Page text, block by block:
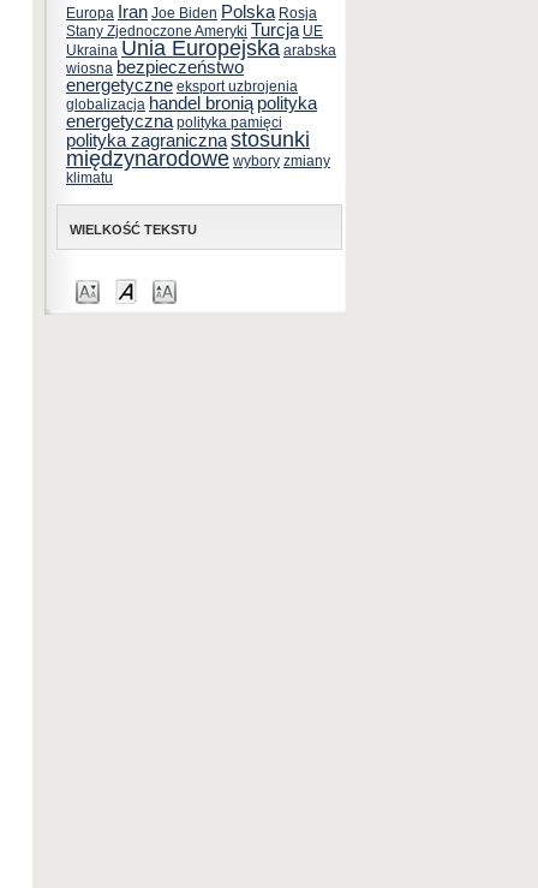
Europa Iran Joe Biden Polska Rosja
Stany Zjednoczone Ameryki Turcja UE
Ukraina Unia Europejska arabska
wiosna bezpieczeństwo
energetyczne eksport uzbrojenia
globalizacja handel bronią polityka
energetyczna polityka pamięci
polityka zagranicznastosunki
międzynarodowe wybory zmiany
klimatu
WIELKOŚĆ TEKSTU